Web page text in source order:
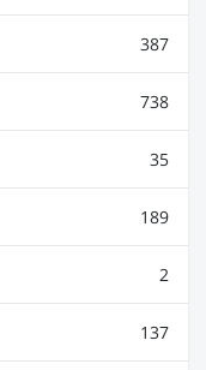
387
738
35
189
2
137